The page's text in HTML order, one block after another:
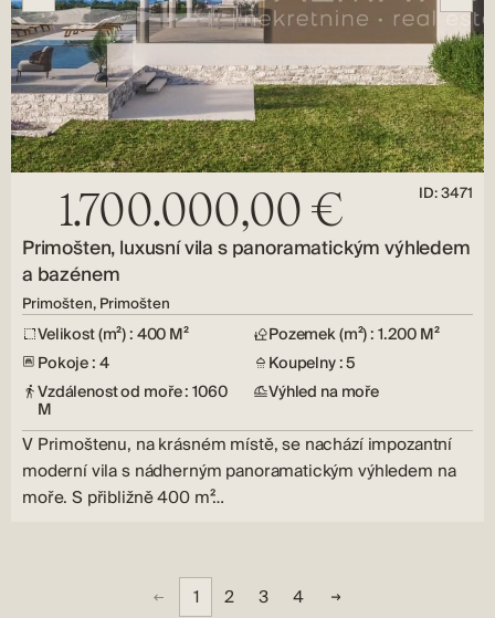
1.700.000,00 € ID: 3471
Primošten, luxusní vila s panoramatickým výhledem
a bazénem
Primošten, Primošten
Velikost (m²) : 400 M²
Pozemek (m²) : 1.200 M²
Pokoje : 4
Koupelny : 5
Vzdálenost od moře : 1060
M
Výhled na moře
V Primoštenu, na krásném místě, se nachází impozantní
moderní vila s nádherným panoramatickým výhledem na
moře. S přibližně 400 m²…
1 2 3 4